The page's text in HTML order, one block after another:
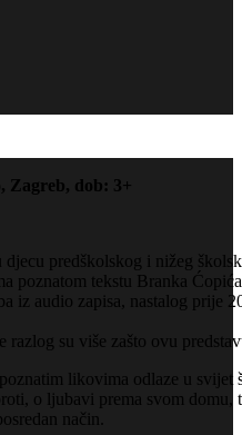
Zagreb, dob: 3+
predškolskog i nižeg
poznatom tekstu Branka
iz audio zapisa, nastalog prije
su više zašto ovu
likovima odlaze u svijet
o ljubavi prema svom domu,
način.